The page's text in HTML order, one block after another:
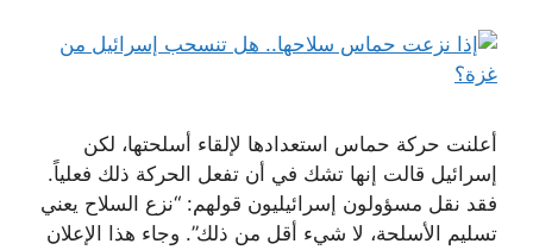
أعلنت حركة حماس استعدادها لإلقاء أسلحتها، لكن
إسرائيل قالت إنها تشك في أن تفعل الحركة ذلك فعلياً.
فقد نقل مسؤولون إسرائيليون قولهم: “نزع السلاح يعني
تسليم الأسلحة، لا شيء أقل من ذلك”. وجاء هذا الإعلان